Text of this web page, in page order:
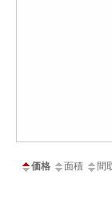
価格 面積 間